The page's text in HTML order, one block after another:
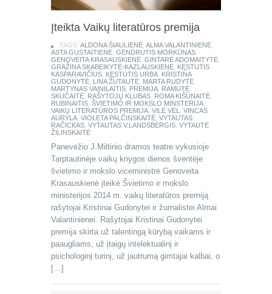
Įteikta Vaikų literatūros premija
TAGS: ALDONA ŠIAULIENĖ ALMA VALANTINIENĖ
ASTA GUSTAITIENĖ GENDRUTIS MORKŪNAS
GENOVEITA KRASAUSKIENĖ GINTARĖ ADOMAITYTĖ
GRAŽINA SKABEIKYTĖ-KAZLAUSKIENĖ KĘSTUTIS
KASPARAVIČIUS KĘSTUTIS URBA KRISTINA
GUDONYTĖ LINA ŽUTAUTĖ MARTA RUDYTĖ
MARTYNAS VAINILAITIS PREMIJA RAMUTĖ
SKUČAITĖ RAŠYTOJŲ KLUBAS ROMA KIŠŪNAITĖ
RUBINAITIS ŠVIETIMO IR MOKSLO MINSTERIJA
VAIKŲ LITERATŪROS PREMIJA VILĖ VĖL
VINCAS
AURYLA VIOLETA PALČINSKAITĖ VYTAUTAS
RAČICKAS VYTAUTAS V.LANDSBERGIS VYTAUTĖ
ŽILINSKAITĖ
Panevėžio J.Miltinio dramos teatre vykusioje
Tarptautinėje vaikų knygos dienos šventėje
švietimo ir mokslo viceministrė Genoveita
Krasauskienė įteikė Švietimo ir mokslo
ministerijos 2014 m. vaikų literatūros premiją
rašytojai Kristinai Gudonytei ir žurnalistei Almai
Valantinienei. Rašytojai Kristinai Gudonytei
premija skirta už talentingą kūrybą vaikams ir
paaugliams, už įtaigų intelektualinį ir
psichologinį turinį, už jautrumą gimtajai kalbai, o
[…]